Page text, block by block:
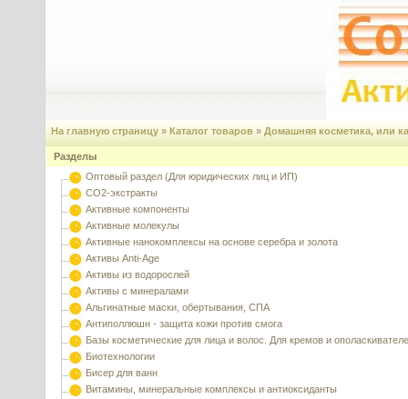
На главную страницу » Каталог товаров » Домашняя косметика, или
Разделы
Оптовый раздел (Для юридических лиц и ИП)
CO2-экстракты
Активные компоненты
Активные молекулы
Активные нанокомплексы на основе серебра и золота
Активы Anti-Age
Активы из водорослей
Активы с минералами
Альгинатные маски, обертывания, СПА
Антиполлюшн - защита кожи против смога
Базы косметические для лица и волос. Для кремов и
Биотехнологии
Бисер для ванн
Витамины, минеральные комплексы и антиоксиданты